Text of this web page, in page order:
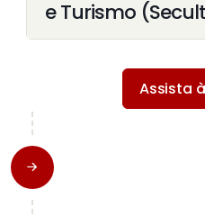
e Turismo
Assista